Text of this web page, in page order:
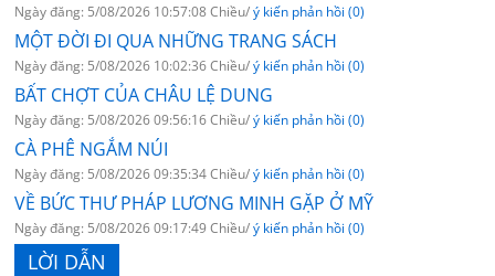
Ngày đăng: 5/08/2026 10:57:08 Chiều/ý kiến phản hồi (0)
MỘT ĐỜI ĐI QUA NHỮNG TRANG SÁCH
Ngày đăng: 5/08/2026 10:02:36 Chiều/ý kiến phản hồi (0)
BẤT CHỢT CỦA CHÂU LỆ DUNG
Ngày đăng: 5/08/2026 09:56:16 Chiều/ý kiến phản hồi (0)
CÀ PHÊ NGẮM NÚI
Ngày đăng: 5/08/2026 09:35:34 Chiều/ý kiến phản hồi (0)
VỀ BỨC THƯ PHÁP LƯƠNG MINH GẶP Ở MỸ
Ngày đăng: 5/08/2026 09:17:49 Chiều/ý kiến phản hồi (0)
LỜI DẪN